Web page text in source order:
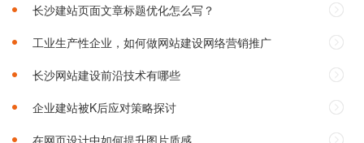
长沙建站页面文章标题优化怎么写？
工业生产性企业，如何做网站建设网络营销推广
长沙网站建设前沿技术有哪些
企业建站被K后应对策略探讨
在网页设计中如何提升图片质感